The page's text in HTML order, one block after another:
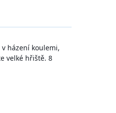
házení koulemi,
velké hřiště. 8